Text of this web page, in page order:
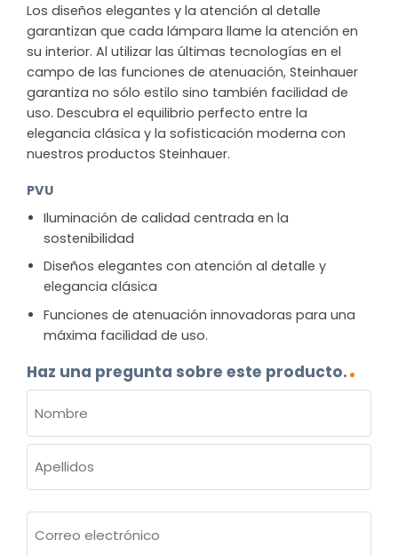
Los diseños elegantes y la atención al detalle
garantizan que cada lámpara llame la atención en
su interior. Al utilizar las últimas tecnologías en el
campo de las funciones de atenuación, Steinhauer
garantiza no sólo estilo sino también facilidad de
uso. Descubra el equilibrio perfecto entre la
elegancia clásica y la sofisticación moderna con
nuestros productos Steinhauer.
PVU
Iluminación de calidad centrada en la
sostenibilidad
Diseños elegantes con atención al detalle y
elegancia clásica
Funciones de atenuación innovadoras para una
máxima facilidad de uso.
Haz una pregunta sobre este producto.
(OBLIGATORIO)
Nombre
electrónico